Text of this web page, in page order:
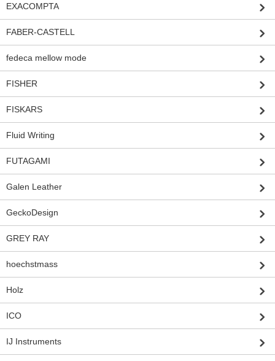
EXACOMPTA
FABER-CASTELL
fedeca mellow mode
FISHER
FISKARS
Fluid Writing
FUTAGAMI
Galen Leather
GeckoDesign
GREY RAY
hoechstmass
Holz
ICO
IJ Instruments